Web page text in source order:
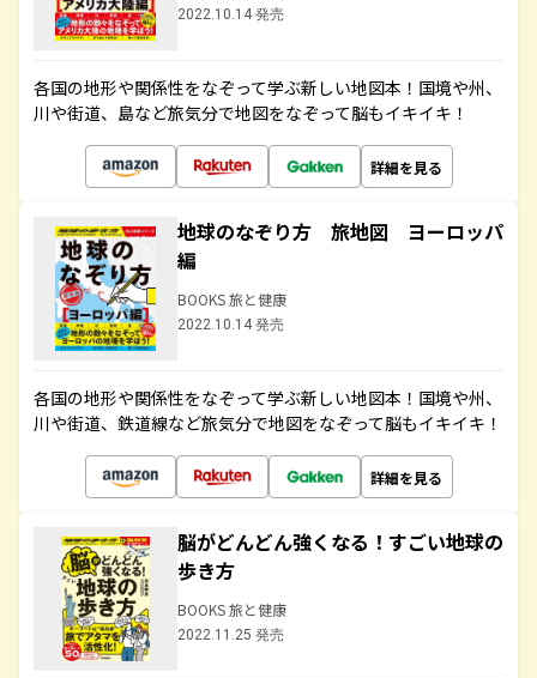
2022.10.14 発売
各国の地形や関係性をなぞって学ぶ新しい地図本！国境や州、
川や街道、島など旅気分で地図をなぞって脳もイキイキ！
詳細を見る
地球のなぞり方 旅地図 ヨーロッパ
編
BOOKS 旅と健康
2022.10.14 発売
各国の地形や関係性をなぞって学ぶ新しい地図本！国境や州、
川や街道、鉄道線など旅気分で地図をなぞって脳もイキイキ！
詳細を見る
脳がどんどん強くなる！すごい地球の
歩き方
BOOKS 旅と健康
2022.11.25 発売